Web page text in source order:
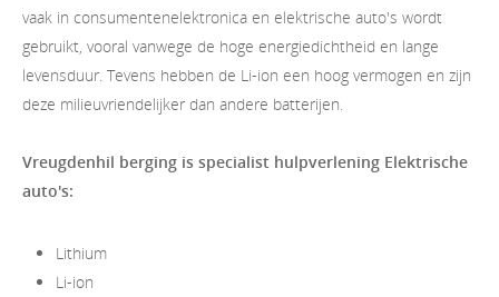
vaak in consumentenelektronica en elektrische auto's wordt
gebruikt, vooral vanwege de hoge energiedichtheid en lange
levensduur. Tevens hebben de Li-ion een hoog vermogen en zijn
deze milieuvriendelijker dan andere batterijen.
Vreugdenhil berging is specialist hulpverlening Elektrische
auto's:
Lithium
Li-ion